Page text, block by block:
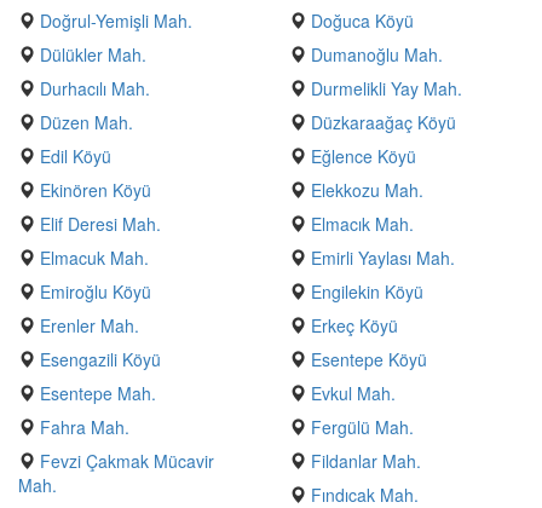
Doğrul-Yemişli Mah.
Doğuca Köyü
Dülükler Mah.
Dumanoğlu Mah.
Durhacılı Mah.
Durmelikli Yay Mah.
Düzen Mah.
Düzkaraağaç Köyü
Edil Köyü
Eğlence Köyü
Ekinören Köyü
Elekkozu Mah.
Elif Deresi Mah.
Elmacık Mah.
Elmacuk Mah.
Emirli Yaylası Mah.
Emiroğlu Köyü
Engilekin Köyü
Erenler Mah.
Erkeç Köyü
Esengazili Köyü
Esentepe Köyü
Esentepe Mah.
Evkul Mah.
Fahra Mah.
Fergülü Mah.
Fevzi Çakmak Mücavir
Mah.
Fildanlar Mah.
Fındıcak Mah.